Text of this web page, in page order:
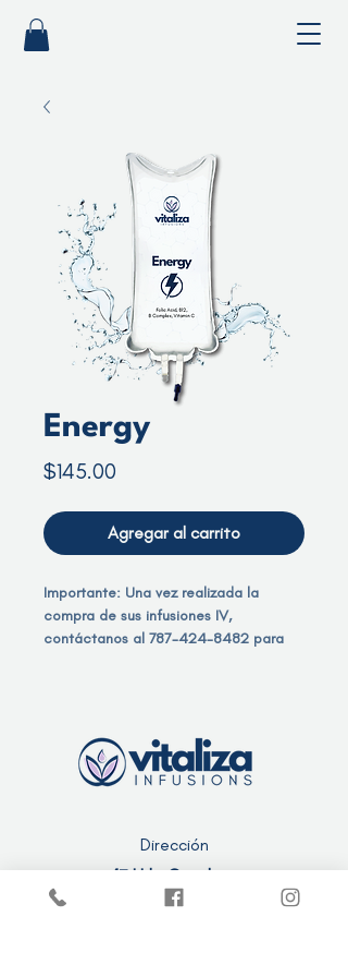
Energy
$145.00
Agregar al carrito
Importante: Una vez realizada la
compra de sus infusiones IV,
contáctanos al 787-424-8482 para
Dirección
47 Urb. Catalana
Barceloneta, Puerto Rico 00617